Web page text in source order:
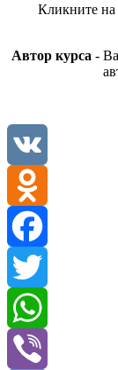
Кликните на
Автор курса -
VK
Odnoklassniki
Facebook
Twitter
WhatsApp